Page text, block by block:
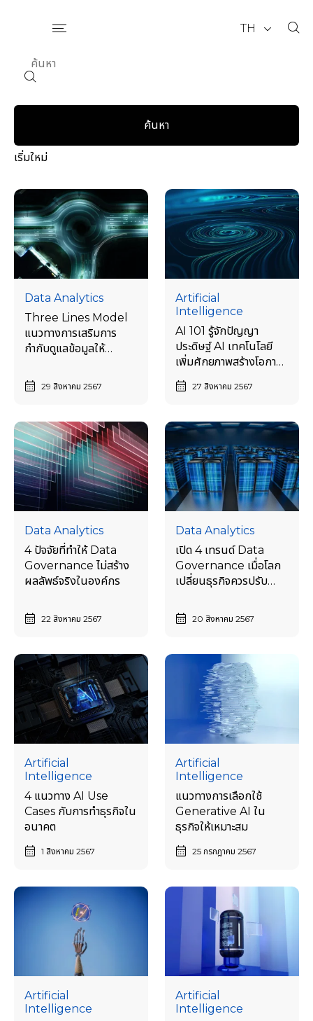
TH
ค้นหา
เริ่มใหม่
Data Analytics
Three Lines Model
แนวทางการเสริมการ
กำกับดูแลข้อมูลให้
29 สิงหาคม 2567
Artificial
Intelligence
AI 101 รู้จักปัญญา
ประดิษฐ์ AI เทคโนโลยี
เพิ่มศักยภาพสร้างโอกาส
ธุรกิจ
27 สิงหาคม 2567
Data Analytics
4 ปัจจัยที่ทำให้ Data
Governance ไม่สร้าง
ผลลัพธ์จริงในองค์กร
22 สิงหาคม 2567
Data Analytics
เปิด 4 เทรนด์ Data
Governance เมื่อโลก
เปลี่ยนธุรกิจควรปรับ
20 สิงหาคม 2567
Artificial
Intelligence
4 แนวทาง AI Use
Cases กับการทําธุรกิจใน
อนาคต
1 สิงหาคม 2567
Artificial
Intelligence
แนวทางการเลือกใช้
Generative AI ใน
ธุรกิจให้เหมาะสม
25 กรกฎาคม 2567
Artificial
Intelligence
Artificial
Intelligence